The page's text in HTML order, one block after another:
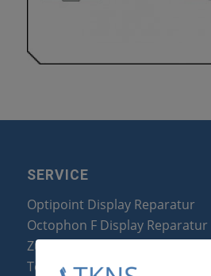
SERVICE
Optipoint Display Reparatur
Octophon F Display Reparatur
Zubehör & Ersatzteile
Telefonanlagen Optimierung